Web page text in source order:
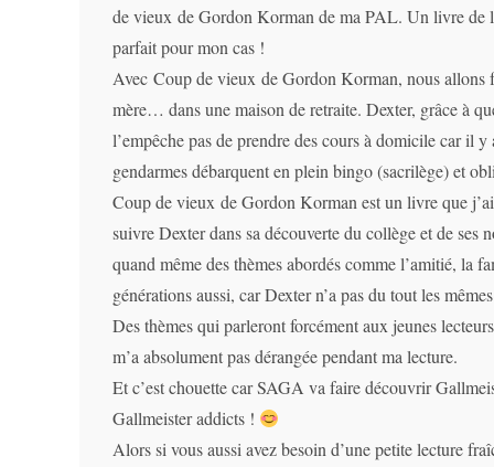
de vieux de Gordon Korman de ma PAL. Un livre de
parfait pour mon cas !
Avec Coup de vieux de Gordon Korman, nous allons
mère… dans une maison de retraite. Dexter, grâce à
l’empêche pas de prendre des cours à domicile car il
gendarmes débarquent en plein bingo (sacrilège) et
Coup de vieux de Gordon Korman est un livre que
suivre Dexter dans sa découverte du collège et de
quand même des thèmes abordés comme l’amitié, la
générations aussi, car Dexter n’a pas du tout les
Des thèmes qui parleront forcément aux jeunes
m’a absolument pas dérangée pendant ma lecture.
Et c’est chouette car SAGA va faire découvrir
Gallmeister addicts !
Alors si vous aussi avez besoin d’une petite lecture